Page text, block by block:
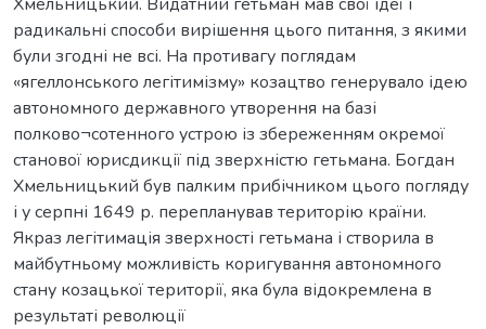
радикальні способи вирішення цього питання, з якими
були згодні не всі. На противагу поглядам
«ягеллонського легітимізму» козацтво генерувало ідею
автономного державного утворення на базі
полково¬сотенного устрою із збереженням окремої
станової юрисдикції під зверхністю гетьмана. Богдан
Хмельницький був палким прибічником цього погляду
і у серпні 1649 р. перепланував територію країни.
Якраз легітимація зверхності гетьмана і створила в
майбутньому можливість коригування автономного
стану козацької території, яка була відокремлена в
результаті революції